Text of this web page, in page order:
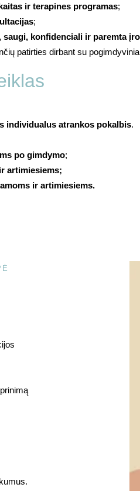
ir terapines programas;
;
saugi, konfidenciali ir paremta
patirties dirbant su
individualus atrankos pokalbis.
po gimdymo;
artimiesiems;
ir artimiesiems.